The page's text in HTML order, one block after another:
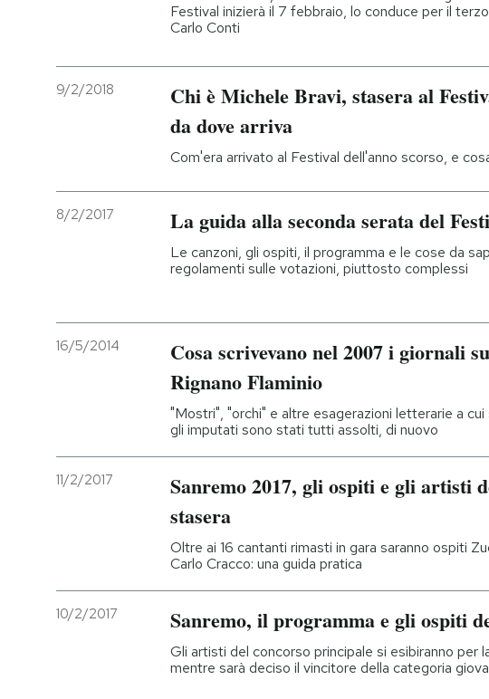
AREA PERSONALE
Entra
Festival inizierà il 7 febbraio, lo conduce per il
Carlo Conti
9/2/2018
Chi è Michele Bravi, stasera al
da dove arriva
Com'era arrivato al Festival dell'anno scorso, e
8/2/2017 La guida alla seconda serata del
Le canzoni, gli ospiti, il programma e le cose da
regolamenti sulle votazioni, piuttosto complessi
16/5/2014
Cosa scrivevano nel 2007 i giornali
Rignano Flaminio
"Mostri", "orchi" e altre esagerazioni letterarie a
gli imputati sono stati tutti assolti, di nuovo
11/2/2017
Sanremo 2017, gli ospiti e gli artisti
stasera
Oltre ai 16 cantanti rimasti in gara saranno ospiti
Carlo Cracco: una guida pratica
10/2/2017 Sanremo, il programma e gli ospiti
Gli artisti del concorso principale si esibiranno per
mentre sarà deciso il vincitore della categoria